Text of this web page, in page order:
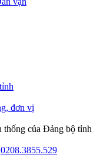
đơn vị
thống của Đảng bộ tỉnh
0208.3855.529